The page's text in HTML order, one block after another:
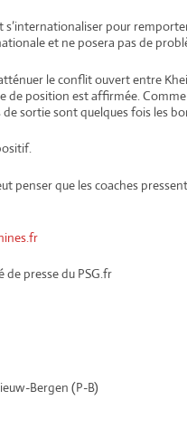
pour
et ne posera pas de
le conflit ouvert entre
position est affirmée.
de sortie sont quelques fois les
penser que les coaches
de presse du PSG.fr
Bergen (P-B)